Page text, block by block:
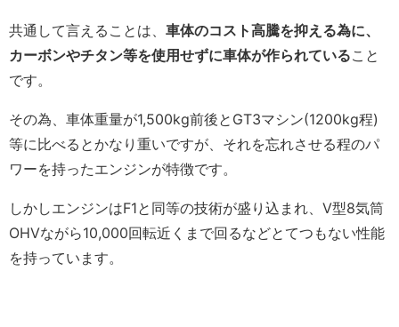
共通して言えることは、 車体のコスト高騰を抑える為に、
カーボンやチタン等を使用せずに車体が作られていること
です。
その為、車体重量が1,500kg前後とGT3マシン(1200kg程)
等に比べるとかなり重いですが、それを忘れさせる程のパ
ワーを持ったエンジンが特徴です。
しかしエンジンはF1と同等の技術が盛り込まれ、V型8気筒
OHVながら10,000回転近くまで回るなどとてつもない性能
を持っています。